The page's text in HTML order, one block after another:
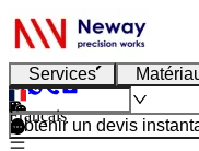
Services
Français
Obtenir un devis